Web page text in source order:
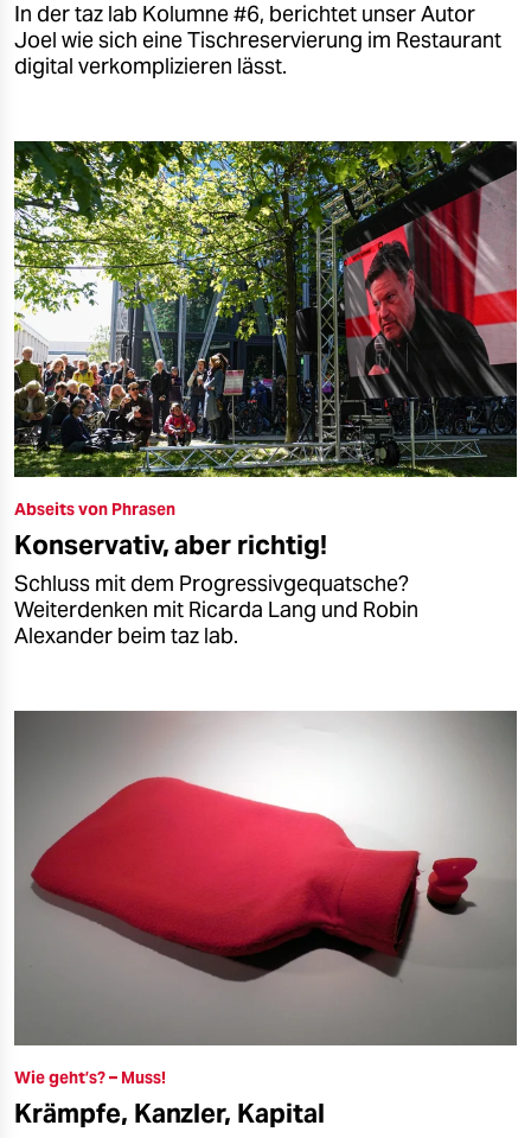
In der taz lab Kolumne #6, berichtet unser Autor
Joel wie sich eine Tischreservierung im Restaurant
digital verkomplizieren lässt.
Abseits von Phrasen
Konservativ, aber richtig!
Schluss mit dem Progressivgequatsche?
Weiterdenken mit Ricarda Lang und Robin
Alexander beim taz lab.
Wie geht’s? – Muss!
Krämpfe, Kanzler, Kapital